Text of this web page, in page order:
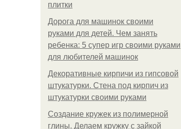
плитки
Дорога для машинок своими
руками для детей. Чем занять
ребенка: 5 супер игр своими руками
для любителей машинок
Декоративные кирпичи из гипсовой
штукатурки. Стена под кирпич из
штукатурки своими руками
Создание кружек из полимерной
глины. Делаем кружку с зайкой